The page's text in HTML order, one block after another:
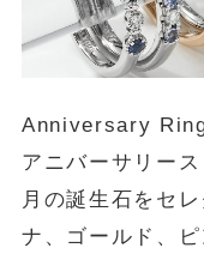
Anniversary
アニバーサリー
月の誕生石をセ
ナ、ゴールド、